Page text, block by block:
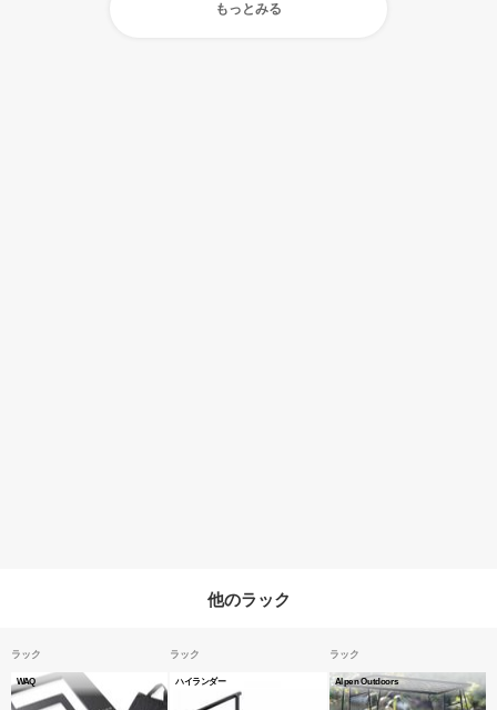
もっとみる
他のラック
ラック
WAQ
ラック
ハイランダー
ラック
Alpen Outdoors